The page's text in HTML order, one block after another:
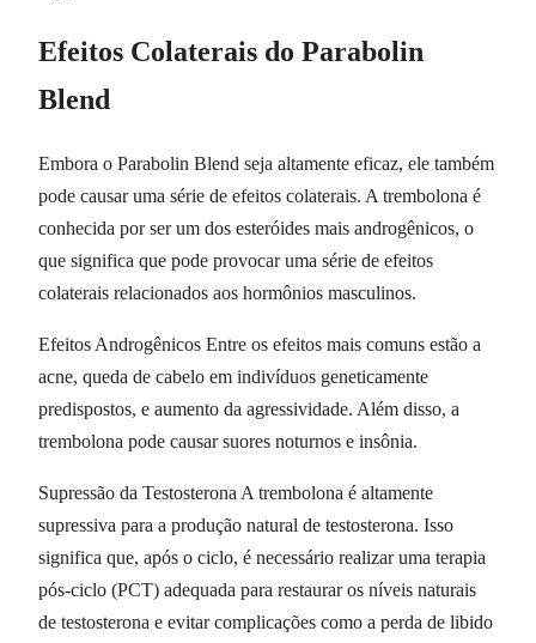
Efeitos Colaterais do Parabolin
Blend
Embora o Parabolin Blend seja altamente eficaz, ele também
pode causar uma série de efeitos colaterais. A trembolona é
conhecida por ser um dos esteróides mais androgênicos, o
que significa que pode provocar uma série de efeitos
colaterais relacionados aos hormônios masculinos.
Efeitos Androgênicos Entre os efeitos mais comuns estão a
acne, queda de cabelo em indivíduos geneticamente
predispostos, e aumento da agressividade. Além disso, a
trembolona pode causar suores noturnos e insônia.
Supressão da Testosterona A trembolona é altamente
supressiva para a produção natural de testosterona. Isso
significa que, após o ciclo, é necessário realizar uma terapia
pós-ciclo (PCT) adequada para restaurar os níveis naturais
de testosterona e evitar complicações como a perda de libido